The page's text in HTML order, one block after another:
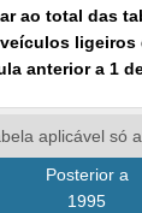
ao total das
ligeiros
anterior a 1
aplicável só
Posterior a
1995